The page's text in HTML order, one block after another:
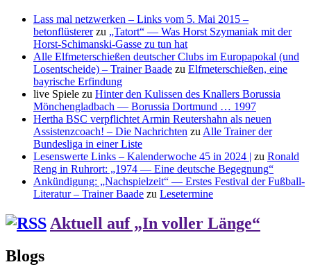
Lass mal netzwerken – Links vom 5. Mai 2015 –
betonflüstererzu „Tatort“ — Was Horst Szymaniak mit der
Horst-Schimanski-Gasse zu tun hat
Alle Elfmeterschießen deutscher Clubs im Europapokal (und
Losentscheide) – Trainer Baade zu Elfmeterschießen, eine
bayrische Erfindung
live Spiele zu Hinter den Kulissen des Knallers Borussia
Mönchengladbach — Borussia Dortmund … 1997
Hertha BSC verpflichtet Armin Reutershahn als neuen
Assistenzcoach! – Die Nachrichten zu Alle Trainer der
Bundesliga in einer Liste
Lesenswerte Links – Kalenderwoche 45 in 2024 | zu Ronald
Reng in Ruhrort: „1974 — Eine deutsche Begegnung“
Ankündigung: „Nachspielzeit“ — Erstes Festival der Fußball-
Literatur – Trainer Baade zu Lesetermine
Aktuell auf „In voller Länge“
Blogs